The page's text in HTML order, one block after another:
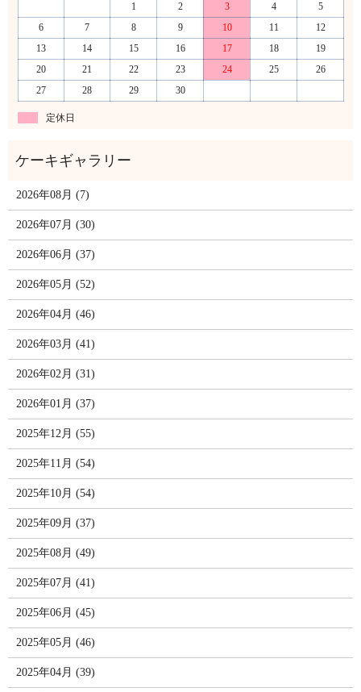
1
2 3 4
5
6
7 8 9 10 11
12
13
14 15 16 17 18
19
20
21 22 23 24 25
26
27
28 29 30
定休日
2026年08月 (7)
2026年07月 (30)
2026年06月 (37)
2026年05月 (52)
2026年04月 (46)
2026年03月 (41)
2026年02月 (31)
2026年01月 (37)
2025年12月 (55)
2025年11月 (54)
2025年10月 (54)
2025年09月 (37)
2025年08月 (49)
2025年07月 (41)
2025年06月 (45)
2025年05月 (46)
2025年04月 (39)